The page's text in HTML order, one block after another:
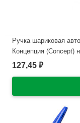
Ручка шариковая
Концепция (Concept)
черный арт.32 (Ст.12)
127,45 ₽